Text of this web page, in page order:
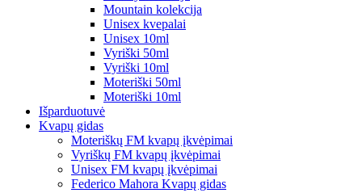
Mountain kolekcija
Unisex kvepalai
Unisex 10ml
Vyriški 50ml
Vyriški 10ml
Moteriški 50ml
Moteriški 10ml
Išparduotuvė
Kvapų gidas
Moteriškų FM kvapų įkvėpimai
Vyriškų FM kvapų įkvėpimai
Unisex FM kvapų įkvėpimai
Federico Mahora Kvapų gidas